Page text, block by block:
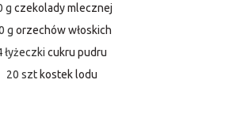
g czekolady mlecznej
g orzechów włoskich
łyżeczki cukru pudru
20 szt kostek lodu